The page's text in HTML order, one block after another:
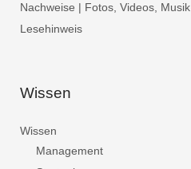
Nachweise | Fotos, Videos, Musik
Lesehinweis
Wissen
Wissen
Management